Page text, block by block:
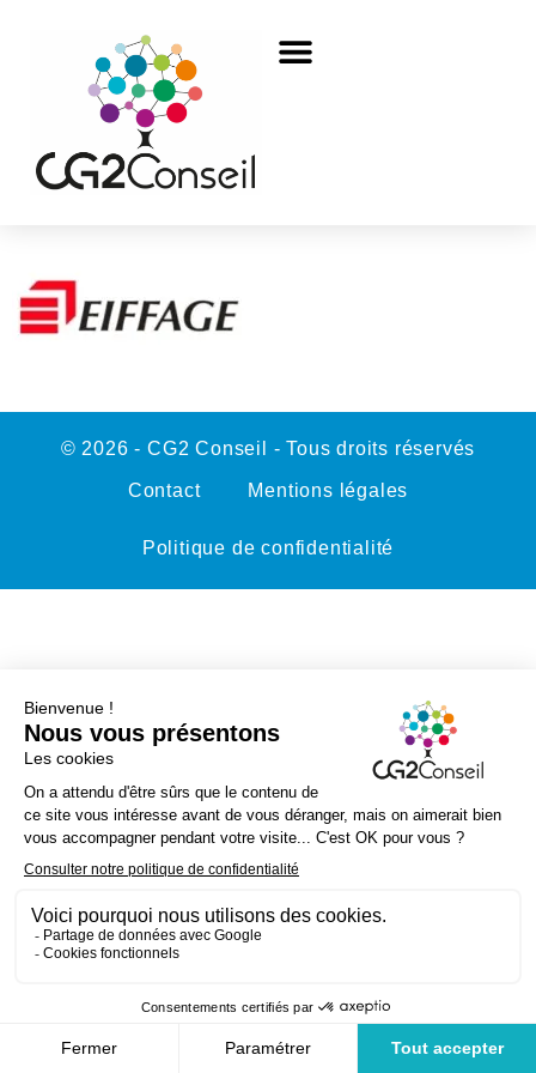
© 2026 - CG2 Conseil - Tous droits réservés
Contact Mentions légales
Politique de confidentialité